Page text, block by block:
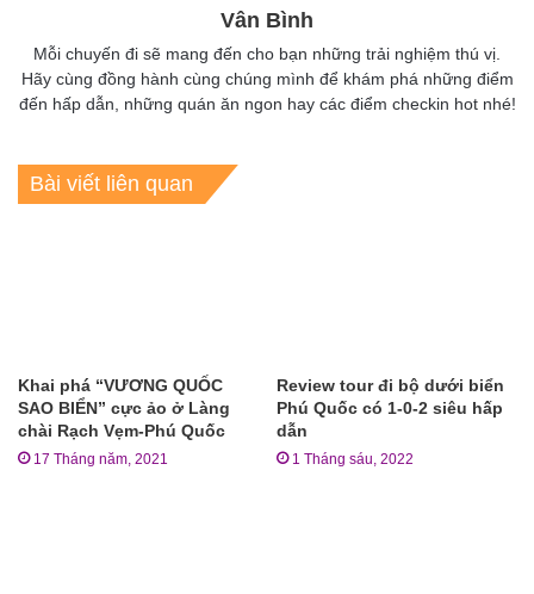
Vân Bình
Mỗi chuyến đi sẽ mang đến cho bạn những trải nghiệm thú vị.
Hãy cùng đồng hành cùng chúng mình để khám phá những điểm
đến hấp dẫn, những quán ăn ngon hay các điểm checkin hot nhé!
Bài viết liên quan
Khai phá “VƯƠNG QUỐC
SAO BIỂN” cực ảo ở Làng
chài Rạch Vẹm-Phú Quốc
17 Tháng năm, 2021
Review tour đi bộ dưới biển
Phú Quốc có 1-0-2 siêu hấp
dẫn
1 Tháng sáu, 2022